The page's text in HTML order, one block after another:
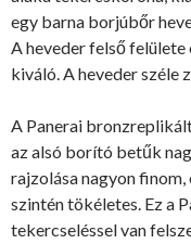
egy barna borjúbőr
A heveder felső felülete
kiváló. A heveder széle
A Panerai
az alsó borító betűk
rajzolása nagyon finom,
szintén tökéletes. Ez a
tekercseléssel van